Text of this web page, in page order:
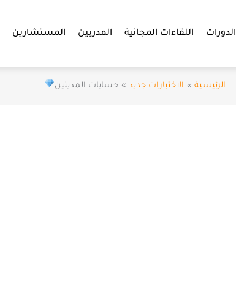
الدورات اللقاءات المجانية المدربين المستشارين
الرئيسية الاختبارات جديد حسابات المدينين